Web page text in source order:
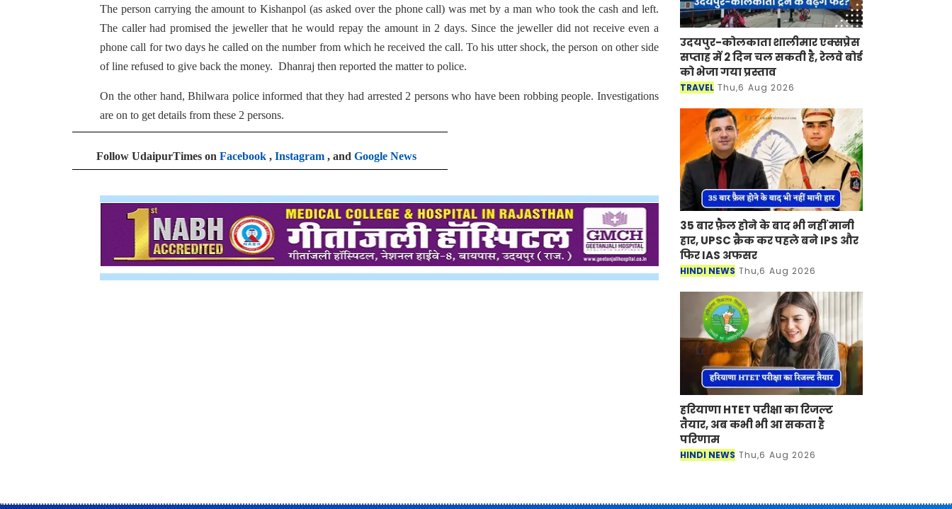
The person carrying the amount to Kishanpol (as asked over the phone call) was met by a man who took the cash and left.
The caller had promised the jeweller that he would repay the amount in 2 days. Since the jeweller did not receive even a
phone call for two days he called on the number from which he received the call. To his utter shock, the person on other side
of line refused to give back the money. Dhanraj then reported the matter to police.
On the other hand, Bhilwara police informed that they had arrested 2 persons who have been robbing people. Investigations
are on to get details from these 2 persons.
Follow UdaipurTimes on Facebook , Instagram , and Google News
उदयपुर-कोलकाता शालीमार एक्सप्रेस
सप्ताह में 2 दिन चल सकती है, रेलवे बोर्ड
को भेजा गया प्रस्ताव
TRAVEL Thu,6 Aug 2026
35 बार फ़ैल होने के बाद भी नहीं मानी
हार, UPSC क्रैक कर पहले बने IPS और
फिर IAS अफसर
HINDI NEWS Thu,6 Aug 2026
हरियाणा HTET परीक्षा का रिजल्ट
तैयार, अब कभी भी आ सकता है
परिणाम
HINDI NEWS Thu,6 Aug 2026